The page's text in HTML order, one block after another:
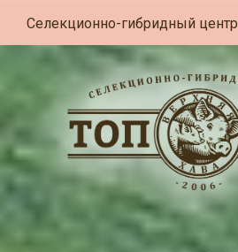
Селекционно-гибридный центр